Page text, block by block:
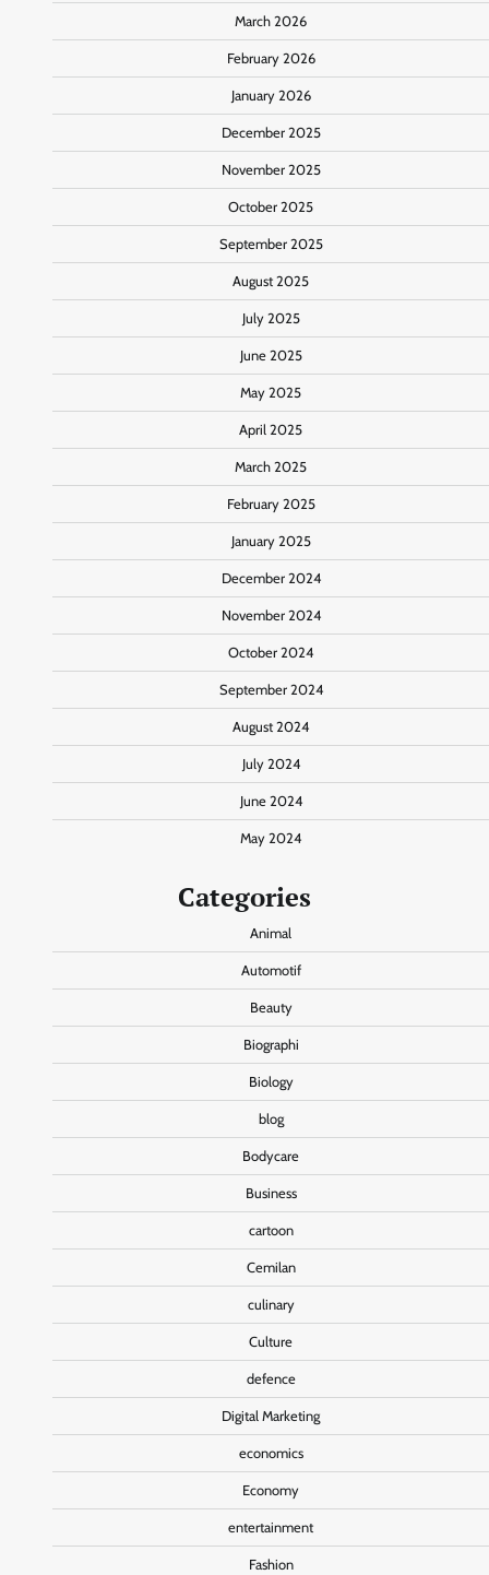
March 2026
February 2026
January 2026
December 2025
November 2025
October 2025
September 2025
August 2025
July 2025
June 2025
May 2025
April 2025
March 2025
February 2025
January 2025
December 2024
November 2024
October 2024
September 2024
August 2024
July 2024
June 2024
May 2024
Categories
Animal
Automotif
Beauty
Biographi
Biology
blog
Bodycare
Business
cartoon
Cemilan
culinary
Culture
defence
Digital Marketing
economics
Economy
entertainment
Fashion